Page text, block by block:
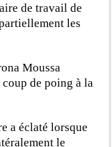
de travail de
les
Moussa
de poing à la
a éclaté lorsque
le